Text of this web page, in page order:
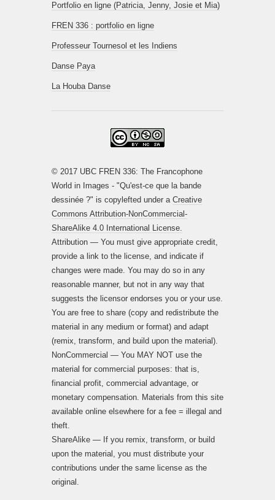
Portfolio en ligne (Patricia, Jenny, Josie et Mia)
FREN 336 : portfolio en ligne
Professeur Tournesol et les Indiens
Danse Paya
La Houba Danse
© 2017 UBC FREN 336: The Francophone
World in Images - "Qu'est-ce que la bande
dessinée ?" is copylefted under a Creative
Commons Attribution-NonCommercial-
ShareAlike 4.0 International License.
Attribution — You must give appropriate credit,
provide a link to the license, and indicate if
changes were made. You may do so in any
reasonable manner, but not in any way that
suggests the licensor endorses you or your use.
You are free to share (copy and redistribute the
material in any medium or format) and adapt
(remix, transform, and build upon the material).
NonCommercial — You MAY NOT use the
material for commercial purposes: that is,
financial profit, commercial advantage, or
monetary compensation. Materials from this site
available online elsewhere for a fee = illegal and
theft.
ShareAlike — If you remix, transform, or build
upon the material, you must distribute your
contributions under the same license as the
original.